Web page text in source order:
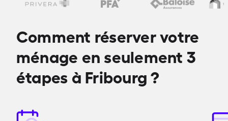
Comment réserver votre
ménage en seulement 3
étapes à Fribourg ?